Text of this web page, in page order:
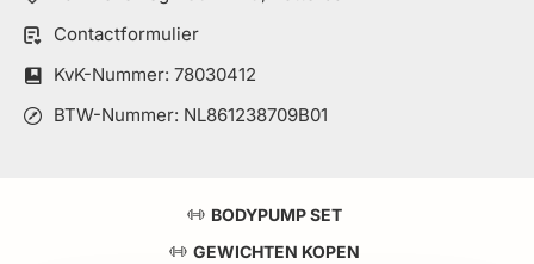
Contactformulier
KvK-Nummer: 78030412
BTW-Nummer: NL861238709B01
BODYPUMP SET
GEWICHTEN KOPEN